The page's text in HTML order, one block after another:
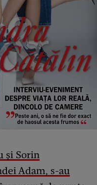
și Sorin
Adam, s-au